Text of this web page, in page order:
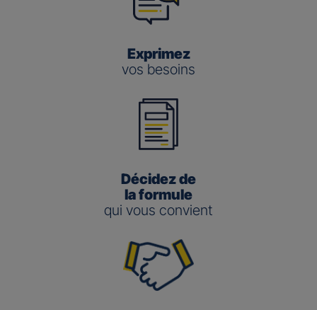
Exprimez
vos besoins
Décidez de
la formule
qui vous convient